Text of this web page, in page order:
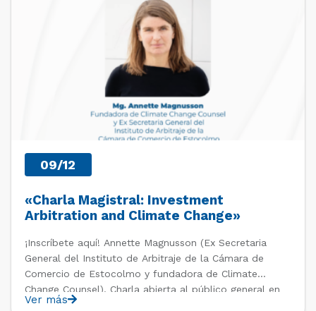
09/12
«Charla Magistral: Investment
Arbitration and Climate Change»
¡Inscríbete aquí! Annette Magnusson (Ex Secretaria
General del Instituto de Arbitraje de la Cámara de
Comercio de Estocolmo y fundadora de Climate
Change Counsel). Charla abierta al público general en
el marco del IV Diploma de Postítulo en Arbitraje
Ver más